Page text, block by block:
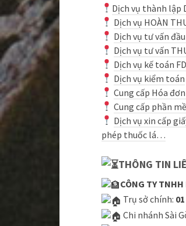
Dịch vụ thành lập
Dịch vụ HOÀN
Dịch vụ tư vấn
Dịch vụ tư vấn
Dịch vụ kế toán
Dịch vụ kiểm toán
Cung cấp Hóa
Cung cấp phần
Dịch vụ xin cấp
phép thuốc lá…
THÔNG TIN
CÔNG TY
Trụ sở chính:
Chi nhánh Sài